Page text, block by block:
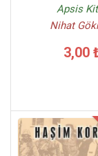
Apsis
Nihat
3,00